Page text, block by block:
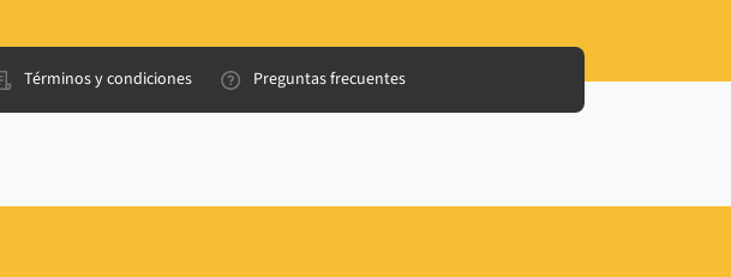
Términos y condiciones Preguntas frecuentes